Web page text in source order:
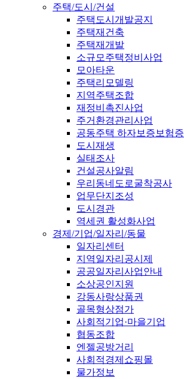
주택/도시/건설
주택도시개발공지
주택재건축
주택재개발
소규모주택정비사업
모아타운
주택리모델링
지역주택조합
재정비촉진사업
주거환경관리사업
공동주택 하자보증보험
도시재생
실태조사
건설공사알림
우리동네도로굴착공사
업무단지조성
도시경관
역세권 활성화사업
경제/기업/일자리/동물
일자리센터
지역일자리공시제
공공일자리사업안내
소상공인지원
강동사랑상품권
골목형상점가
사회적기업·마을기업
협동조합
엔젤공방거리
사회적경제쇼핑몰
물가정보